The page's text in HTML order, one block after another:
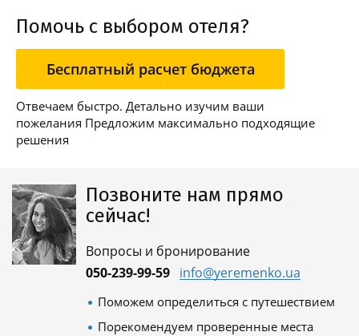
Помочь с выбором отеля?
Бесплатный расчет бюджета
Отвечаем быстро. Детально изучим ваши
пожелания Предложим максимально подходящие
решения
Позвоните нам прямо
сейчас!
Вопросы и бронирование
050-239-99-59 info@yeremenko.ua
Поможем определиться с путешествием
Порекомендуем проверенные места